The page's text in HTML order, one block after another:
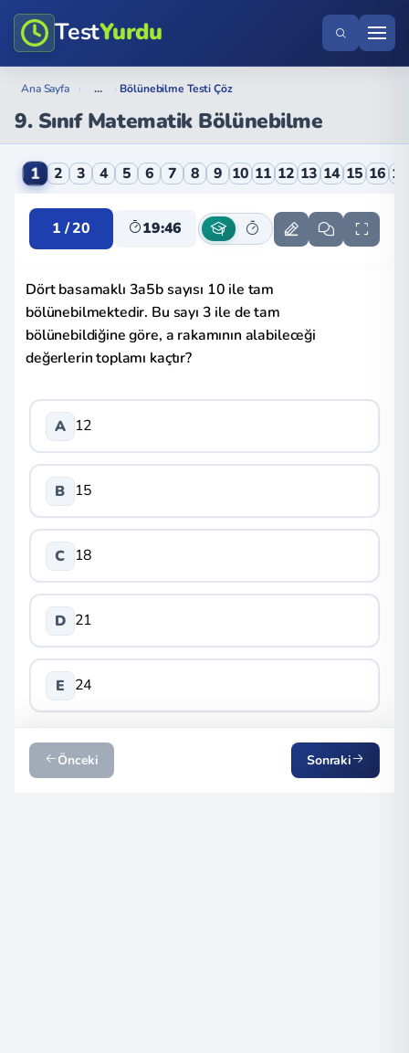
TestYurdu
Ana Sayfa › ... › Bölünebilme Testi Çöz
9. Sınıf Matematik Bölünebilme
9. Sınıf Matematik Bölünebilme Online Testi
1 2 3 4 5 6 7 8 9 10 11 12 13 14 15 16 17
1 / 20 19:46
Dört basamaklı 3a5b sayısı 10 ile tam
bölünebilmektedir. Bu sayı 3 ile de tam
bölünebildiğine göre, a rakamının alabileceği
değerlerin toplamı kaçtır?
A 12
B 15
C 18
D 21
E 24
Önceki Sonraki